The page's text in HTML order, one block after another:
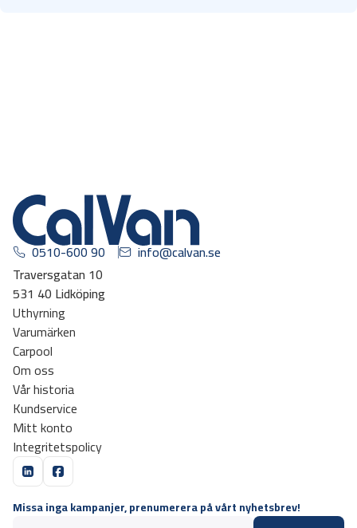
0510-600 90
info@calvan.se
Traversgatan 10
531 40 Lidköping
Uthyrning
Varumärken
Carpool
Om oss
Vår historia
Kundservice
Mitt konto
Integritetspolicy
Missa inga kampanjer, prenumerera på vårt nyhetsbrev!